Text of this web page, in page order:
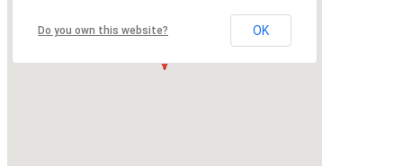
Do you own this website? OK